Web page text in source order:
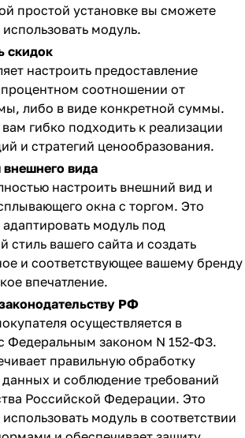
простой установке вы сможете
модуль.
скидок
настроить предоставление
соотношении от
либо в виде конкретной суммы.
гибко подходить к реализации
и стратегий ценообразования.
вида
настроить внешний вид и
окна с торгом. Это
модуль под
стиль вашего сайта и создать
и соответствующее вашему бренду
впечатление.
РФ
осуществляется в
Федеральным законом N 152-ФЗ.
правильную обработку
и соблюдение требований
Российской Федерации. Это
модуль в соответствии